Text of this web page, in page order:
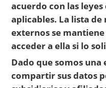
acuerdo con las
aplicables. La lista
externos se
acceder a ella si lo
Dado que somos
compartir sus datos